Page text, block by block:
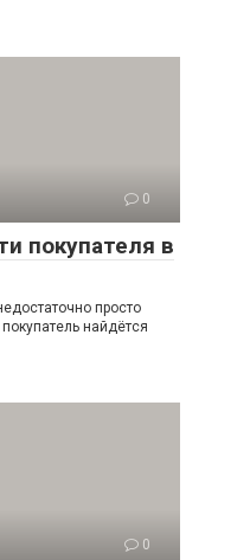
0
покупателя в
просто
найдётся
0